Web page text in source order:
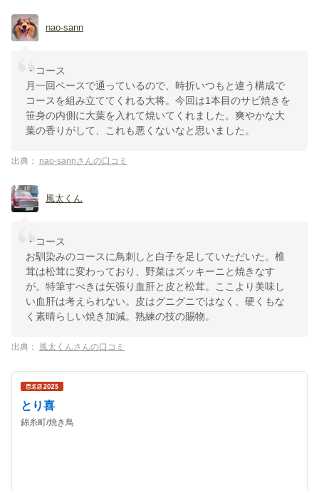
nao-sann
・コース
月一回ペースで通っているので、時折いつもと違う構成で
コースを組み立ててくれる大将。今回は1本目のサビ焼きを
笹身の内側に大葉を入れて焼いてくれました。爽やかな大
葉の香りがして、これも悪くないなと思いました。
出典： nao-sannさんの口コミ
風太くん
・コース
お馴染みのコースに鳥刺しと白子を足していただいた。椎
茸は松茸に変わっており、野菜はズッキーニと焼きなす
が。特筆すべきは矢張り血肝と皮と松茸。ここより美味し
い血肝は考えられない。皮はグニグニではなく、硬くもな
く素晴らしい焼き加減。熟練の技の賜物。
出典： 風太くんさんの口コミ
とり喜
錦糸町/焼き鳥